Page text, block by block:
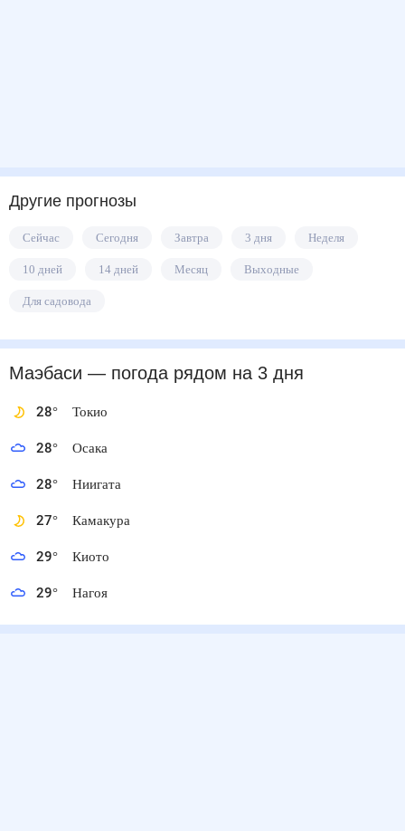
Другие прогнозы
Сейчас Сегодня Завтра 3 дня Неделя
10 дней 14 дней Месяц Выходные
Для садовода
Маэбаси — погода рядом на 3 дня
28° Токио
28° Осака
28° Ниигата
27° Камакура
29° Киото
29° Нагоя